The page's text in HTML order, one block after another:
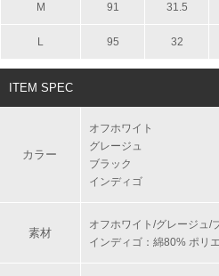
M 91 31.5
L 95 32
ITEM SPEC
カラー
オフホワイト
グレージュ
ブラック
インディゴ
素材
オフホワイト/グレージュ/
インディゴ：綿80% ポリ